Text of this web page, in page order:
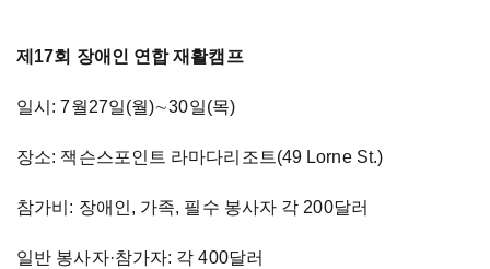
제17회 장애인 연합 재활캠프
일시: 7월27일(월)∼30일(목)
장소: 잭슨스포인트 라마다리조트(49 Lorne St.)
참가비: 장애인, 가족, 필수 봉사자 각 200달러
일반 봉사자·참가자: 각 400달러